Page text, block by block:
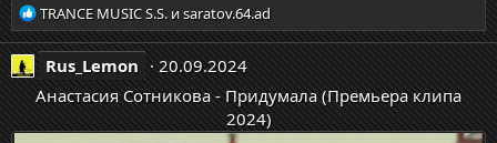
Р
е
а
ц
и
и
TRANCE MUSIC S.S. иsaratov.64.ad
Rus_Lemon
20.09.2024
Анастасия Сотникова - Придумала (Премьера клипа
2024)